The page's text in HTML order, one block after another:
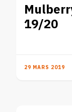
19/20
29 MARS 2019